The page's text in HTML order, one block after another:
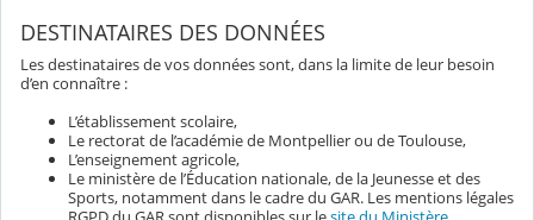
DESTINATAIRES DES DONNÉES
Les destinataires de vos données sont, dans la limite de leur besoin
d’en connaître :
L’établissement scolaire,
Le rectorat de l’académie de Montpellier ou de Toulouse,
L’enseignement agricole,
Le ministère de l’Éducation nationale, de la Jeunesse et des
Sports, notamment dans le cadre du GAR. Les mentions légales